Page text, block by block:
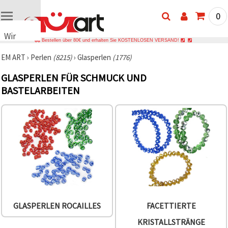
Wir
Cookies
verwenden
Cookies
und
ähnliche
Technologien,
ordnungsgemäße
Funktionieren
der Website
sicherzustellen,
Nutzungserlebnis
Ihrer
Einwilligung,
den
0
Bestellen über 80€ und erhalten Sie KOSTENLOSEN VERSAND!
EM ART › Perlen (8215)› Glasperlen (1776)
GLASPERLEN FÜR SCHMUCK UND
BASTELARBEITEN
GLASPERLEN ROCAILLES
FACETTIERTE
KRISTALLSTRÄNGE